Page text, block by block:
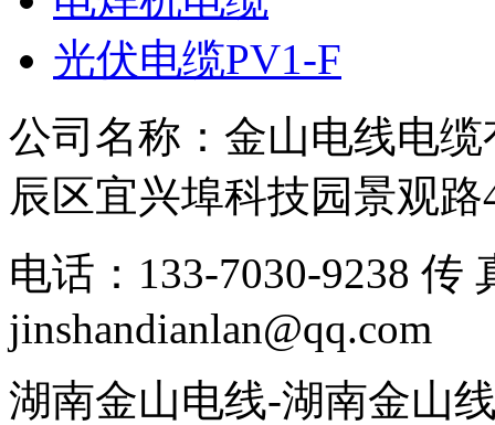
光伏电缆PV1-F
公司名称：金山电线电
辰区宜兴埠科技园景观
电话：133-7030-9238 传
jinshandianlan@qq.com
湖南金山电线-湖南金山